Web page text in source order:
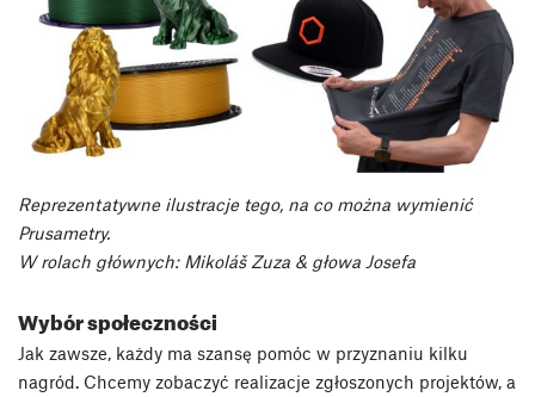
Reprezentatywne ilustracje tego, na co można wymienić
Prusametry.
W rolach głównych: Mikoláš Zuza & głowa Josefa
Wybór społeczności
Jak zawsze, każdy ma szansę pomóc w przyznaniu kilku
nagród. Chcemy zobaczyć realizacje zgłoszonych projektów, a